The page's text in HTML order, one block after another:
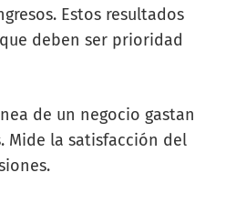
Estos resultados
deben ser prioridad
de un negocio gastan
Mide la satisfacción del